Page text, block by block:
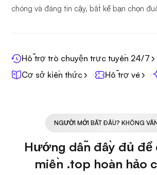
chóng và đáng tin cậy, bất kể bạn chọn
Hỗ trợ trò chuyện trực tuyến 24/7
Cơ sở kiến thức
Hỗ trợ vé
NGƯỜI MỚI BẮT ĐẦU? KHÔNG
Hướng dẫn đầy đủ để
miền .top hoàn hảo